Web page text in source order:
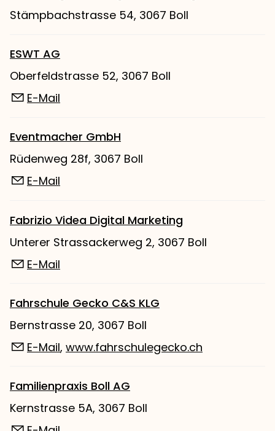
Stämpbachstrasse 54, 3067 Boll
ESWT AG
Oberfeldstrasse 52, 3067 Boll
E-Mail
Eventmacher GmbH
Rüdenweg 28f, 3067 Boll
E-Mail
Fabrizio Videa Digital Marketing
Unterer Strassackerweg 2, 3067 Boll
E-Mail
Fahrschule Gecko C&S KLG
Bernstrasse 20, 3067 Boll
E-Mail, www.fahrschulegecko.ch
Familienpraxis Boll AG
Kernstrasse 5A, 3067 Boll